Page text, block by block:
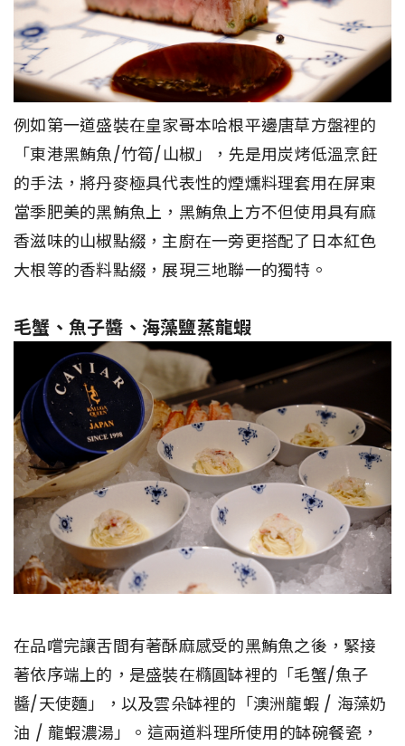
例如第一道盛裝在皇家哥本哈根平邊唐草方盤裡的
「東港黑鮪魚/竹筍/山椒」，先是用炭烤低溫烹飪
的手法，將丹麥極具代表性的煙燻料理套用在屏東
當季肥美的黑鮪魚上，黑鮪魚上方不但使用具有麻
香滋味的山椒點綴，主廚在一旁更搭配了日本紅色
大根等的香料點綴，展現三地聯一的獨特。
毛蟹、魚子醬、海藻鹽蒸龍蝦
在品嚐完讓舌間有著酥麻感受的黑鮪魚之後，緊接
著依序端上的，是盛裝在橢圓缽裡的「毛蟹/魚子
醬/天使麵」，以及雲朵缽裡的「澳洲龍蝦 / 海藻奶
油 / 龍蝦濃湯」。這兩道料理所使用的缽碗餐瓷，